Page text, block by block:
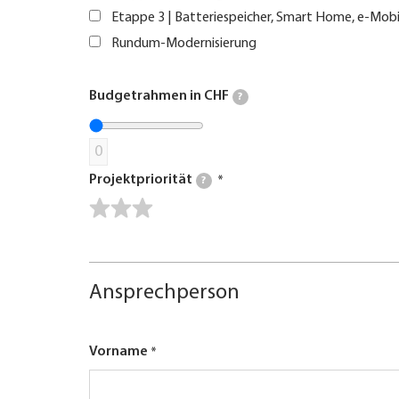
Etappe 3 | Batteriespeicher, Smart Home, e-
Rundum-Modernisierung
Budgetrahmen in CHF ?
0
Projektpriorität ?
Ansprechperson
Vorname